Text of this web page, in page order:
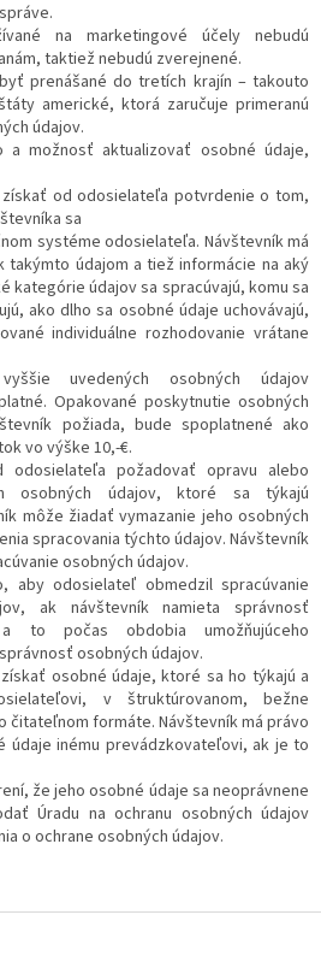
na marketingové účely nebudú
taktiež nebudú zverejnené.
prenášané do tretích krajín – takouto
americké, ktorá zaručuje primeranú
údajov.
a možnosť aktualizovať osobné údaje,
od odosielateľa potvrdenie o tom,
sa
systéme odosielateľa. Návštevník má
údajom a tiež informácie na aký
kategórie údajov sa spracúvajú, komu sa
ako dlho sa osobné údaje uchovávajú,
individuálne rozhodovanie vrátane
uvedených osobných údajov
Opakované poskytnutie osobných
požiada, bude spoplatnené ako
vo výške 10,-€.
odosielateľa požadovať opravu alebo
osobných údajov, ktoré sa týkajú
môže žiadať vymazanie jeho osobných
spracovania týchto údajov. Návštevník
osobných údajov.
aby odosielateľ obmedzil spracúvanie
ak návštevník namieta správnosť
to počas obdobia umožňujúceho
osobných údajov.
osobné údaje, ktoré sa ho týkajú a
v štruktúrovanom, bežne
čitateľnom formáte. Návštevník má právo
inému prevádzkovateľovi, ak je to
že jeho osobné údaje sa neoprávnene
Úradu na ochranu osobných údajov
o ochrane osobných údajov.